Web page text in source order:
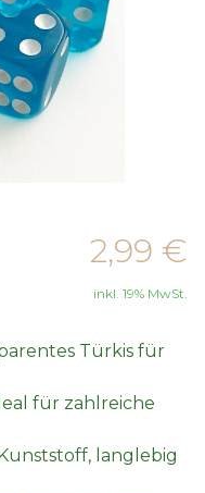
2,99 €
inkl. 19% MwSt.
Türkis für
für zahlreiche
langlebig